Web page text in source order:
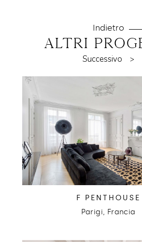
Indietro
altri
Successivo >
F PENTHOUSE
Parigi, Francia